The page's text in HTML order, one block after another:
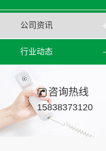
公司资讯
行业动态
咨询热线
15838373120